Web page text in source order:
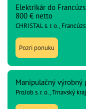
Elektrikár do
800 € netto
CHRISTAL s. r. o.,
Pozri ponuku
Manipulačný výrobný
ProJob s. r. o., Trnavský kraj